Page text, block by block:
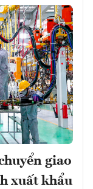
giao
xuất khẩu